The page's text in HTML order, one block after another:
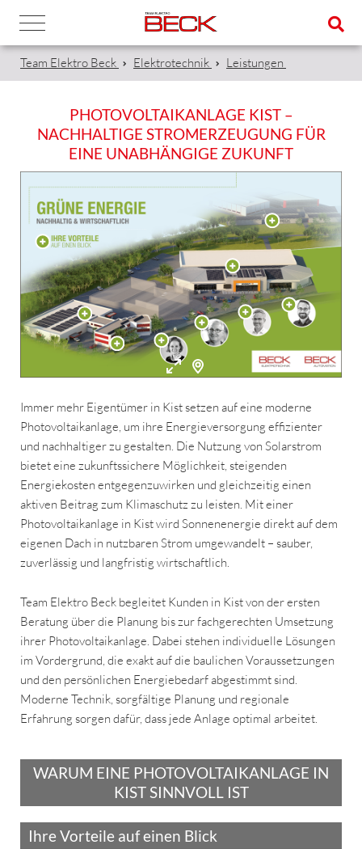
Team Elektro Beck Elektrotechnik Leistungen
PHOTOVOLTAIKANLAGE KIST –
NACHHALTIGE STROMERZEUGUNG FÜR
EINE UNABHÄNGIGE ZUKUNFT
Immer mehr Eigentümer in Kist setzen auf eine moderne
Photovoltaikanlage, um ihre Energieversorgung effizienter
und nachhaltiger zu gestalten. Die Nutzung von Solarstrom
bietet eine zukunftssichere Möglichkeit, steigenden
Energiekosten entgegenzuwirken und gleichzeitig einen
aktiven Beitrag zum Klimaschutz zu leisten. Mit einer
Photovoltaikanlage in Kist wird Sonnenenergie direkt auf dem
eigenen Dach in nutzbaren Strom umgewandelt – sauber,
zuverlässig und langfristig wirtschaftlich.
Team Elektro Beck begleitet Kunden in Kist von der ersten
Beratung über die Planung bis zur fachgerechten Umsetzung
ihrer Photovoltaikanlage. Dabei stehen individuelle Lösungen
im Vordergrund, die exakt auf die baulichen Voraussetzungen
und den persönlichen Energiebedarf abgestimmt sind.
Moderne Technik, sorgfältige Planung und regionale
Erfahrung sorgen dafür, dass jede Anlage optimal arbeitet.
WARUM EINE PHOTOVOLTAIKANLAGE IN
KIST SINNVOLL IST
Ihre Vorteile auf einen Blick